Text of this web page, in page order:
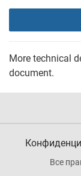
More technical
document.
Все